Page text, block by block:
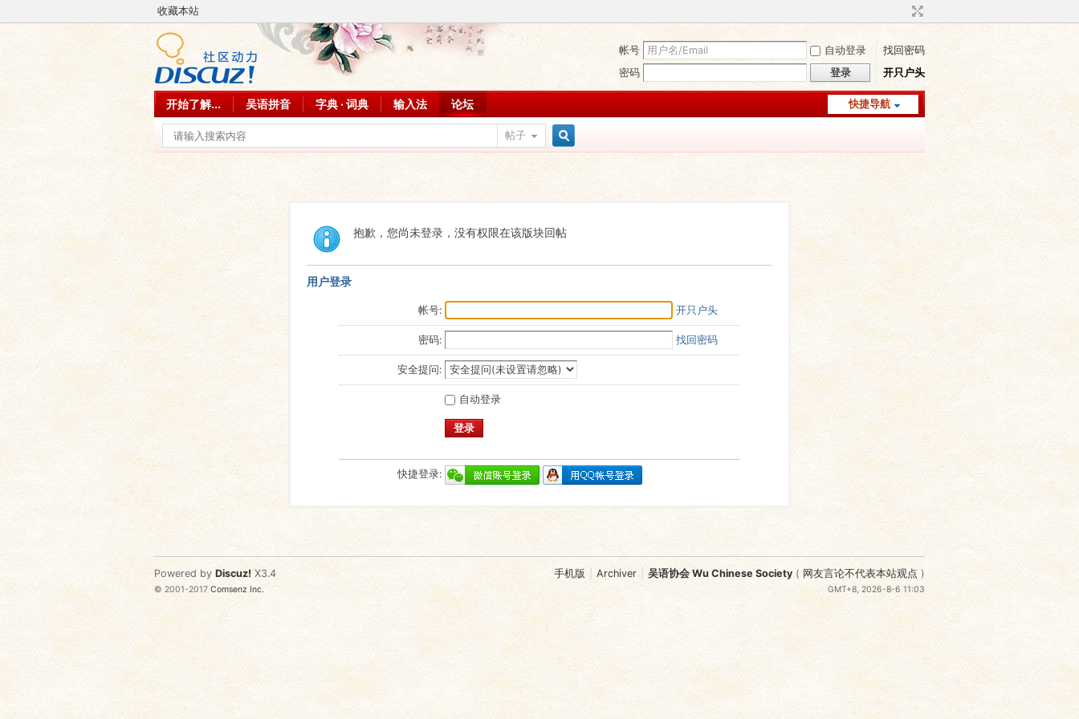
收藏本站
帐号 自动登录
找回密码
密码
登录 开只户头
快捷导航
开始了解... 吴语拼音 字典 · 词典 输入法 论坛
帖子
索
抱歉，您尚未登录，没有权限在该版块回帖
用户登录
帐号: 开只户头
密码: 找回密码
安全提问:
自动登录
登录
快捷登录:
手机版 Archiver 吴语协会 Wu Chinese Society ( 网友言论不代表本站观点 )
GMT+8, 2026-8-6 11:03
Powered by Discuz! X3.4
© 2001-2017Comsenz Inc.